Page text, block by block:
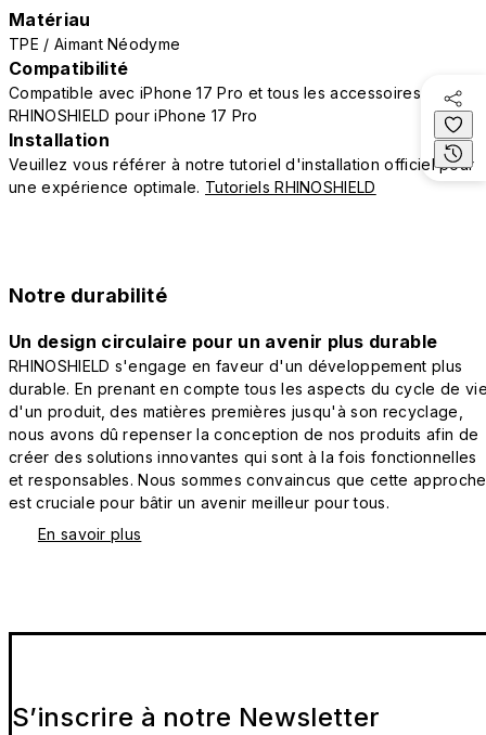
Matériau
TPE / Aimant Néodyme
Compatibilité
Compatible avec iPhone 17 Pro et tous les accessoires
RHINOSHIELD pour iPhone 17 Pro
Installation
Veuillez vous référer à notre tutoriel d'installation officiel pour
une expérience optimale. Tutoriels RHINOSHIELD
Notre durabilité
Un design circulaire pour un avenir plus durable
RHINOSHIELD s'engage en faveur d'un développement plus
durable. En prenant en compte tous les aspects du cycle de
d'un produit, des matières premières jusqu'à son recyclage,
nous avons dû repenser la conception de nos produits afin de
créer des solutions innovantes qui sont à la fois fonctionnelles
et responsables. Nous sommes convaincus que cette approche
est cruciale pour bâtir un avenir meilleur pour tous.
En savoir plus
S’inscrire à notre Newsletter